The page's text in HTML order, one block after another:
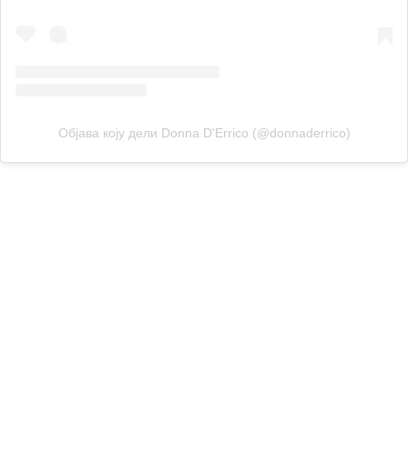
Објава коју дели Donna D'Errico (@donnaderrico)